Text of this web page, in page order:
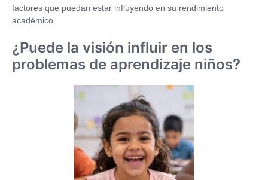
factores que puedan estar influyendo en su rendimiento
académico.
¿Puede la visión influir en los
problemas de aprendizaje niños?